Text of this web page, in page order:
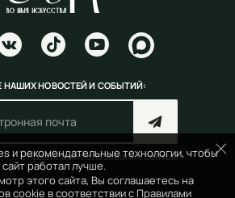
и рекомендательные технологии, чтобы
сайт работал лучше.
этого сайта, Вы соглашаетесь на
cookie в соответствии с Правилами
НАШИХ НОВОСТЕЙ И СОБЫТИЙ:
справилами пользования сайтом